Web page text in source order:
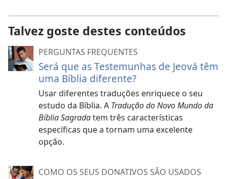
Talvez goste destes conteúdos
PERGUNTAS FREQUENTES
Será que as Testemunhas de Jeová têm
uma Bíblia diferente?
Usar diferentes traduções enriquece o seu
estudo da Bíblia. A Tradução do Novo Mundo da
Bíblia Sagradatem três características
específicas que a tornam uma excelente
opção.
COMO OS SEUS DONATIVOS SÃO USADOS